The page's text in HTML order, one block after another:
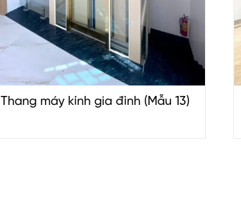
Thang máy kính gia đình (Mẫu 13)